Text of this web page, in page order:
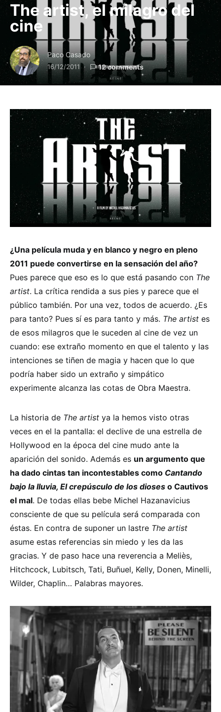
The artist, el milagro del
cine
Paco Casado
16/12/2011 12 comments
¿Una película muda y en blanco y negro en pleno
2011 puede convertirse en la sensación del año?
Pues parece que eso es lo que está pasando con The
artist. La crítica rendida a sus pies y parece que el
público también. Por una vez, todos de acuerdo. ¿Es
para tanto? Pues sí es para tanto y más. The artist es
de esos milagros que le suceden al cine de vez un
cuando: ese extraño momento en que el talento y las
intenciones se tiñen de magia y hacen que lo que
podría haber sido un extraño y simpático
experimente alcanza las cotas de Obra Maestra.
La historia de The artist ya la hemos visto otras
veces en el la pantalla: el declive de una estrella de
Hollywood en la época del cine mudo ante la
aparición del sonido. Además es un argumento que
ha dado cintas tan incontestables como Cantando
bajo la lluvia, El crepúsculo de los dioses o Cautivos
el mal. De todas ellas bebe Michel Hazanavicius
consciente de que su película será comparada con
éstas. En contra de suponer un lastre The artist
asume estas referencias sin miedo y les da las
gracias. Y de paso hace una reverencia a Meliès,
Hitchcock, Lubitsch, Tati, Buñuel, Kelly, Donen, Minelli,
Wilder, Chaplin… Palabras mayores.